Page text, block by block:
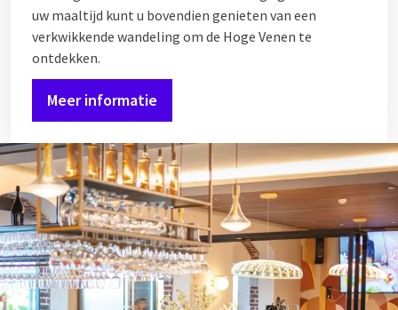
uw maaltijd kunt u bovendien genieten van een
verkwikkende wandeling om de Hoge Venen te
ontdekken.
Meer informatie